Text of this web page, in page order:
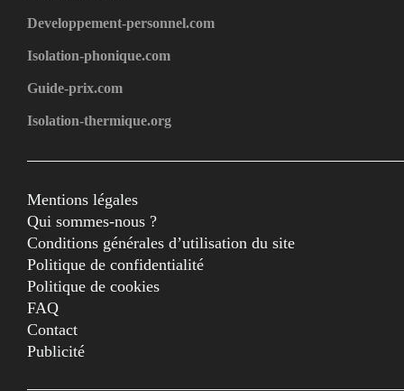
Developpement-personnel.com
Isolation-phonique.com
Guide-prix.com
Isolation-thermique.org
Mentions légales
Qui sommes-nous ?
Conditions générales d’utilisation du site
Politique de confidentialité
Politique de cookies
FAQ
Contact
Publicité